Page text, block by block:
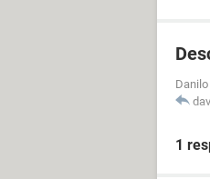
Danilo
1